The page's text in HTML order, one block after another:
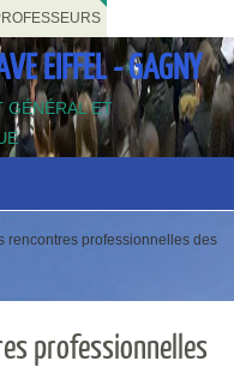
EIFFEL - GAGNY
GÉNÉRAL ET
rencontres professionnelles des
professionnelles